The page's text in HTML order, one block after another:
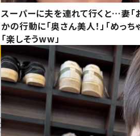
スーパーに夫を連れて行くと…妻「
かの行動に「奥さん美人！」「めっ
「楽しそうww」